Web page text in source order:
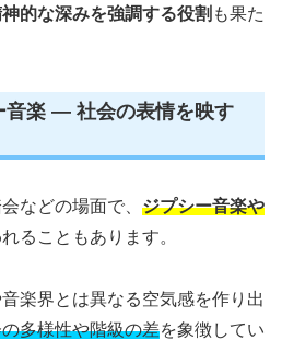
的な深みを強調する役割 も果た
音楽 — 社会の表情を映す
などの場面で、 ジプシー音楽や
ることもあります。
楽界とは異なる空気感を作り出
多様性や階級の差を象徴してい